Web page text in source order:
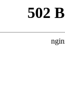
502